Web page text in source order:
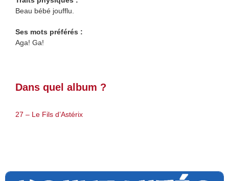
Beau bébé joufflu.
Ses mots préférés :
Aga! Ga!
Dans quel album ?
27 – Le Fils d’Astérix